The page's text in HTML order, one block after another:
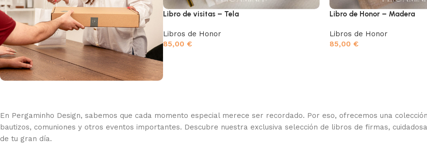
Los pedidos superiores a 39,90 € tienen
envío gratuito a Portugal continental.
Libro de visitas – Tela
Libros de Honor
85,00 €
Libro de Honor – Madera
Libros de Honor
85,00 €
En Pergaminho Design, sabemos que cada momento especial merece ser recordado. Por eso, ofrecemos una
bautizos, comuniones y otros eventos importantes. Descubre nuestra exclusiva selección de libros de firmas,
de tu gran día.